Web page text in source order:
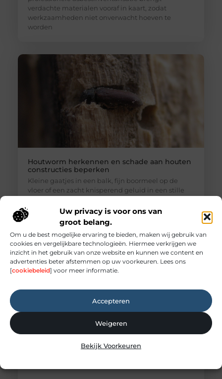
Uw privacy is voor ons van
groot belang.
Om u de best mogelijke ervaring te bieden, maken wij gebruik van
cookies en vergelijkbare technologieën. Hiermee verkrijgen we
inzicht in het gebruik van onze website en kunnen we content en
advertenties beter afstemmen op uw voorkeuren. Lees ons
[cookiebeleid] voor meer informatie.
Accepteren
Weigeren
Bekijk Voorkeuren
verdachte materialen vooraf in kaart, zodat
werkzaamheden niet onverwacht hoeven te
worden
Houtworm herkennen en schade aan houten
constructies beperken
Kleine gaatjes in een balk, fijn boormeel op de
vloer of een zacht knisperend geluid in een stille
insecten. Toch is niet iedere beschadiging direct
bewijs van een actieve aantasting. Wie zekerheid
wil, doet er verstandig aan om sporen zorgvuldig te
laten beoordelen. Professionele Houtworm
bestrijding begint daarom niet met behandelen,
maar met vaststellen wat